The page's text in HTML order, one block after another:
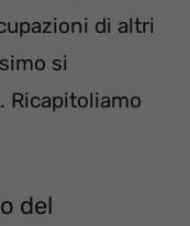
di altri
si
Ricapitoliamo
del